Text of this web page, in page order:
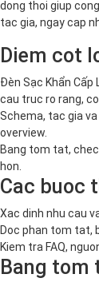
dong thoi giup
tac gia, ngay cap
Diem cot
Đèn Sạc Khẩn Cấp
cau truc ro rang,
Schema, tac gia
overview.
Bang tom tat,
hon.
Cac buoc
Xac dinh nhu cau
Doc phan tom tat,
Kiem tra FAQ,
Bang tom